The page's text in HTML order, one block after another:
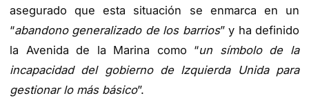
asegurado que esta situación se enmarca en un
“abandono generalizado de los barrios” y ha definido
la Avenida de la Marina como “un símbolo de la
incapacidad del gobierno de Izquierda Unida para
gestionar lo más básico”.